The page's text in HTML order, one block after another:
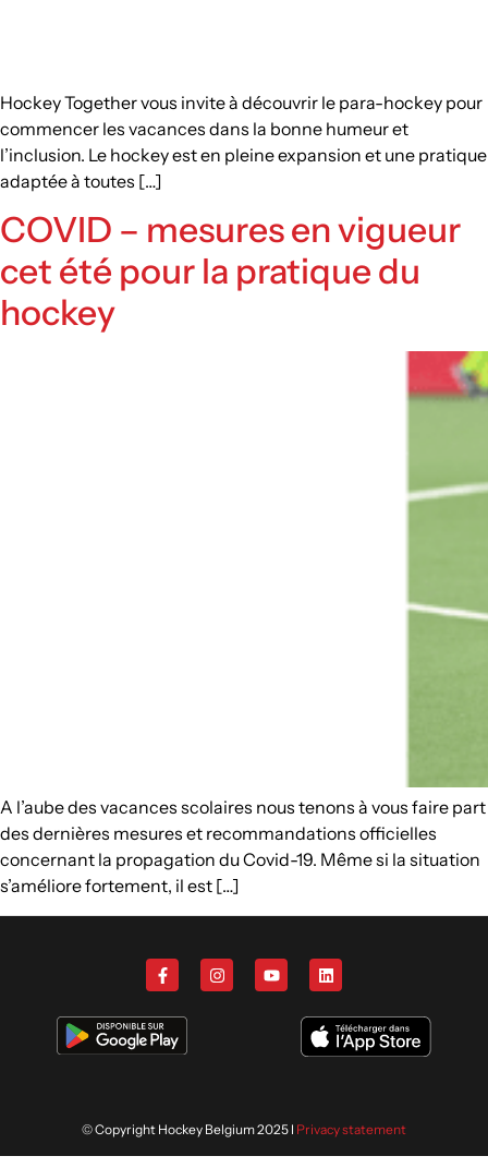
Hockey Together vous invite à découvrir le para-hockey pour
commencer les vacances dans la bonne humeur et
l’inclusion. Le hockey est en pleine expansion et une pratique
adaptée à toutes […]
COVID – mesures en vigueur
cet été pour la pratique du
hockey
A l’aube des vacances scolaires nous tenons à vous faire part
des dernières mesures et recommandations officielles
concernant la propagation du Covid-19. Même si la situation
s’améliore fortement, il est […]
© Copyright Hockey Belgium 2025 I Privacy statement